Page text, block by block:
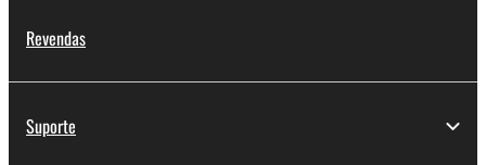
Revendas
Suporte